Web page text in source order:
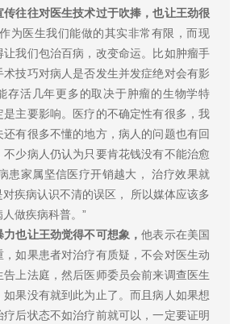
传往往对医生技术过于吹捧，也让王劲很
为医生我们能做的其实非常有限，而现
让我们包治百病，改变命运。比如肿瘤手
技巧对病人是否发生并发症绝对会有影
存活几年更多的取决于肿瘤的生物学特
是主要影响。医疗的不确定性有很多，我
有很多不懂的地方，病人的问题也有回
少病人仍认为只要肯花钱没有不能治愈
患家属坚信医疗开销越大， 治疗效果就
疾病认识不清的误区， 所以媒体应该多
做疾病科普。”
力也让王劲觉得不可想象，他表示在美国
如果患者对治疗有质疑，不会对医生动
上法庭，然后医师委员会前来调查医生
如果没有就到此为止了。而且病人如果想
后状态不如治疗前就可以，一定要证明